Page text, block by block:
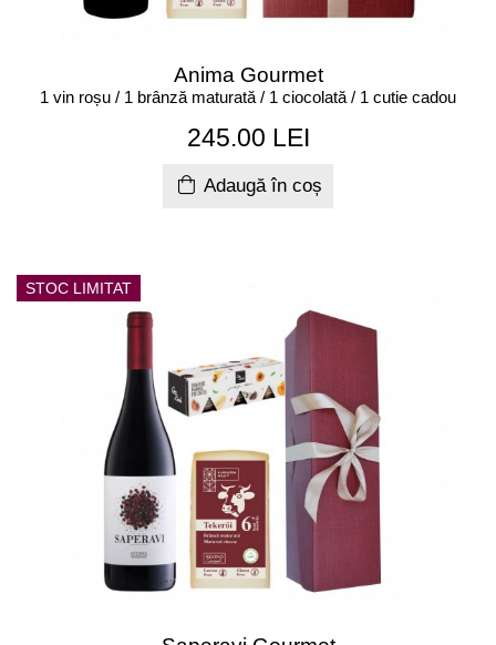
Anima Gourmet
1 vin roșu / 1 brânză maturată / 1 ciocolată / 1 cutie cadou
245.00 LEI
Adaugă în coș
STOC LIMITAT